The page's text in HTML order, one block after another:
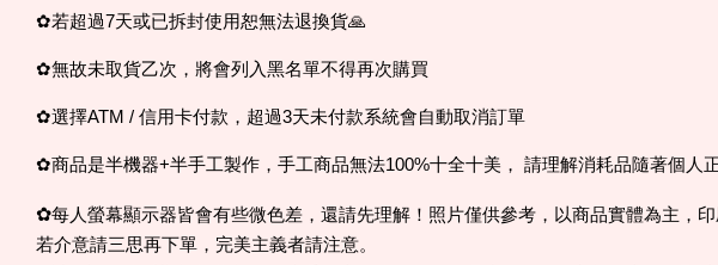
✿若超過7天或已拆封使用恕無法退換貨🙏
✿無故未取貨乙次，將會列入黑名單不得再次購買
✿選擇ATM / 信用卡付款，超過3天未付款系統會自動取消訂單
✿商品是半機器+半手工製作，手工商品無法100%十全十美， 請理解消耗品隨著個
✿每人螢幕顯示器皆會有些微色差，還請先理解！照片僅供參考，以商品實體為主，
若介意請三思再下單，完美主義者請注意。